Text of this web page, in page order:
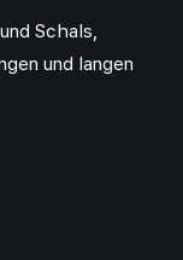
Schals,
und langen